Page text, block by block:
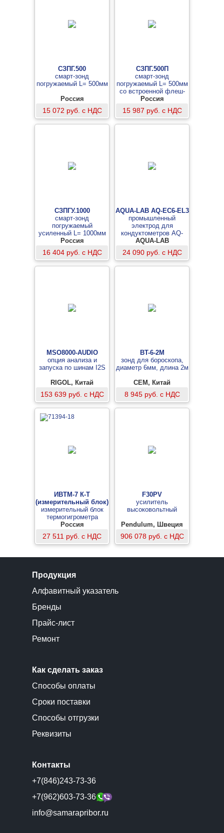
СЗПГ.500
смарт-зонд
погружаемый L= 500мм
Россия
15 072 руб. с НДС
СЗПГ.500П
смарт-зонд
погружаемый L= 500мм
со встроенной флеш-
памятью
Россия
15 987 руб. с НДС
СЗПГУ.1000
смарт-зонд
погружаемый
усиленный L= 1000мм
Россия
16 404 руб. с НДС
AQUA-LAB AQ-EC6-EL3
промышленный
электрод для
кондуктометров AQ-
EC100 и AQ-EC120
AQUA-LAB
24 090 руб. с НДС
MSO8000-AUDIO
опция анализа и
запуска по шинам I2S
RIGOL, Китай
153 639 руб. с НДС
BT-6-2М
зонд для бороскопа,
диаметр 6мм, длина 2м
CEM, Китай
8 945 руб. с НДС
ИВТМ-7 К-T
(измерительный блок)
измерительный блок
термогигрометра
Россия
27 511 руб. с НДС
F30PV
усилитель
высоковольтный
Pendulum, Швеция
906 078 руб. с НДС
Продукция
Алфавитный указатель
Бренды
Прайс-лист
Ремонт
Как сделать заказ
Способы оплаты
Сроки поставки
Способы отгрузки
Реквизиты
Контакты
+7(846)243-73-36
+7(962)603-73-36
info@samarapribor.ru